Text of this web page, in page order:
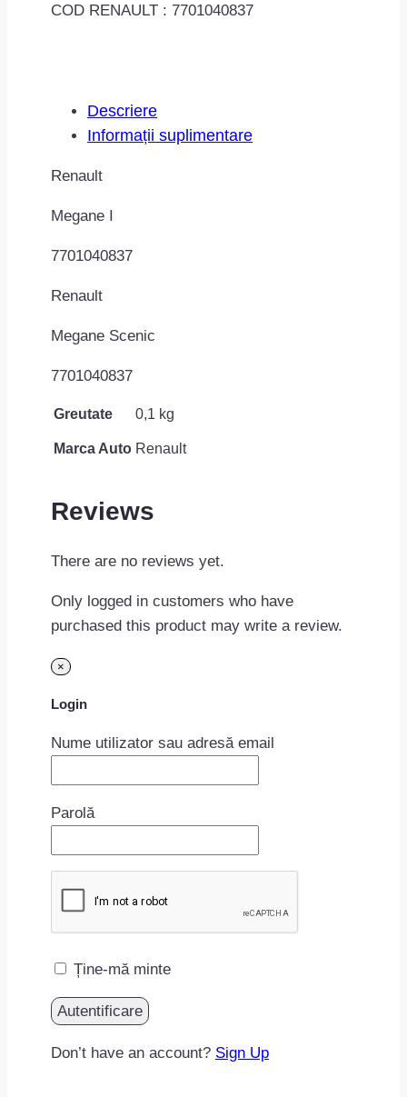
COD RENAULT : 7701040837
Descriere
Informații suplimentare
Renault
Megane I
7701040837
Renault
Megane Scenic
7701040837
Greutate 0,1 kg
Marca Auto Renault
Reviews
There are no reviews yet.
Only logged in customers who have
purchased this product may write a review.
×
Login
Nume utilizator sau adresă email
Parolă
Ține-mă minte
Don’t have an account? Sign Up